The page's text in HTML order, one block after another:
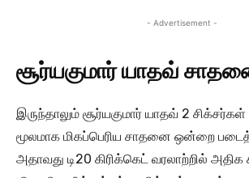
- Advertisement -
சூர்யகுமார் யாதவ்
இருந்தாலும் சூர்யகுமார் யாதவ் 2
மூலமாக மிகப்பெரிய சாதனை ஒன்றை
அதாவது டி20 கிரிக்கெட் வரலாற்றில் அதிக